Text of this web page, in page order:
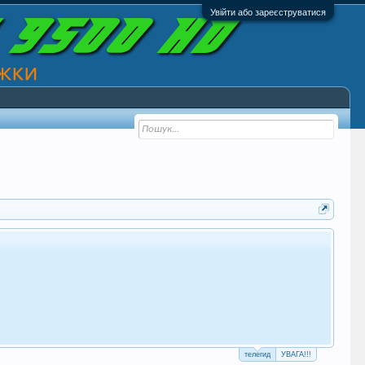
Увійти або зареєструватися
телегид УВАГА!!!